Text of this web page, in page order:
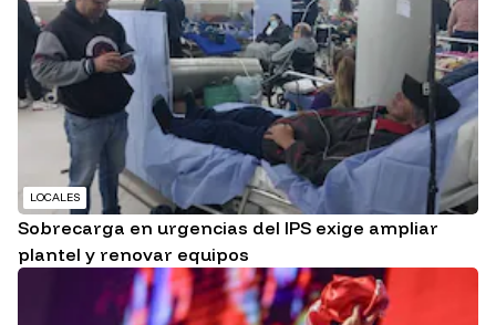
LOCALES
Sobrecarga en urgencias del IPS exige ampliar
plantel y renovar equipos